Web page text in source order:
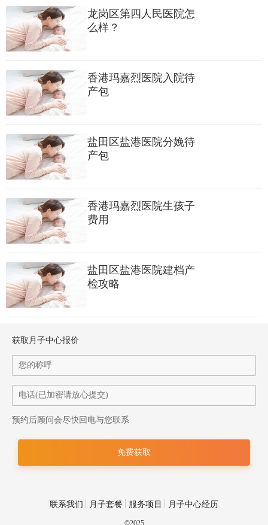
义为“非符合资格人士”。）
“非符合资格人士”产科服务收费：
一般从内陆赴港生子的人大都属于“非符合资格人士”，其所
1、已确认预约个案（即已确认预约分娩服务及已接受由医院
管理局所提供的产前检查的孕妇），包括：（1）一次产前检查；
（2）分娩或有关分娩服务；（3）三日（两晚）普通病房分娩或
有关分娩住院服务。
成功确认预约后须全数缴交所需费用为港币39,000元，医院
收讫后会发出“预约分娩服务确认书”。
2、未确认预约分娩服务或没有接受由医院管理局提供的产前
龙岗区第四人民医院怎
么样？
香港玛嘉烈医院入院待
产包
盐田区盐港医院分娩待
产包
香港玛嘉烈医院生孩子
费用
盐田区盐港医院建档产
检攻略
获取月子中心报价
预约后顾问会尽快回电与您联系
联系我们 月子套餐 服务项目 月子中心经历
©2025